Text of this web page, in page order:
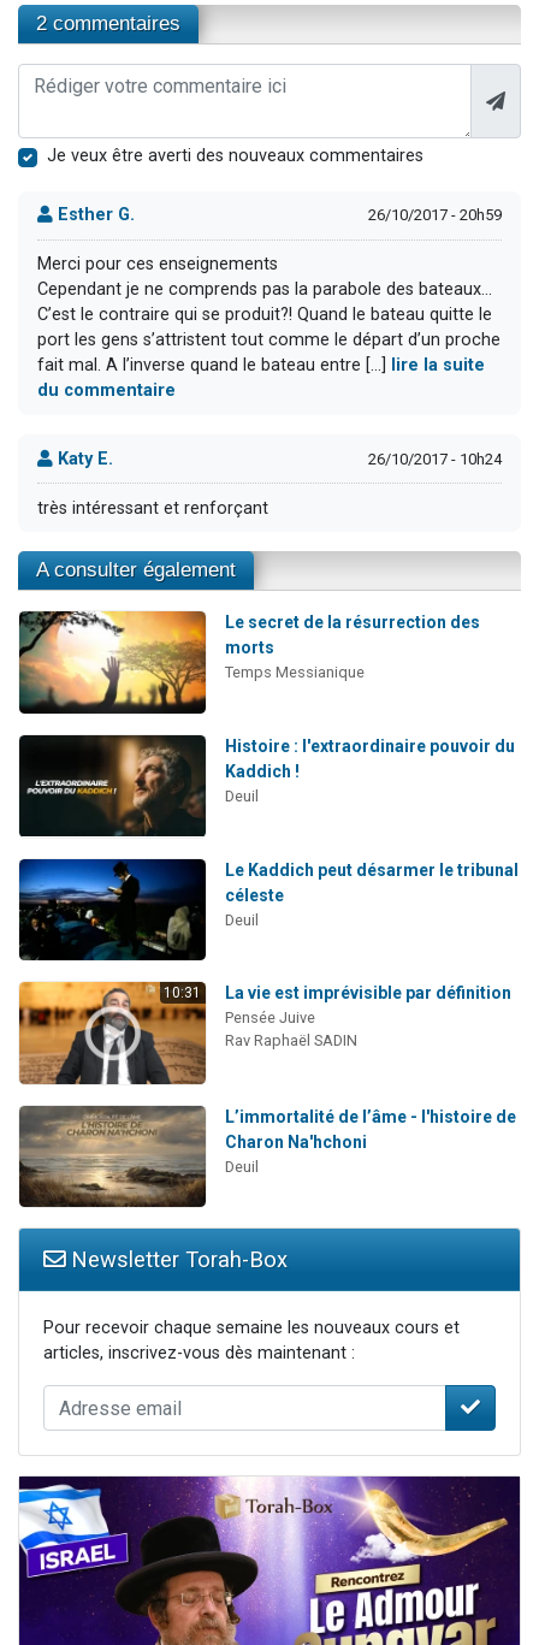
2 commentaires
Je veux être averti des nouveaux commentaires
Esther G. 26/10/2017 - 20h59
Merci pour ces enseignements
Cependant je ne comprends pas la parabole des bateaux...
C’est le contraire qui se produit?! Quand le bateau quitte le
port les gens s’attristent tout comme le départ d’un proche
fait mal. A l’inverse quand le bateau entre [...] lire la suite
du commentaire
Katy E. 26/10/2017 - 10h24
très intéressant et renforçant
A consulter également
Le secret de la résurrection des
morts
Temps Messianique
Histoire : l'extraordinaire pouvoir du
Kaddich !
Deuil
Le Kaddich peut désarmer le tribunal
céleste
Deuil
10:31 La vie est imprévisible par définition
Pensée Juive
Rav Raphaël SADIN
L’immortalité de l’âme - l'histoire de
Charon Na'hchoni
Deuil
Newsletter Torah-Box
Pour recevoir chaque semaine les nouveaux cours et
articles, inscrivez-vous dès maintenant :